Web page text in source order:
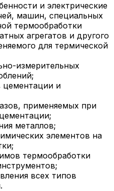
и электрические
машин, специальных
термообработки
агрегатов и другого
для термической
измерительных
цементации и
применяемых при
металлов;
элементов на
термообработки
всех типов